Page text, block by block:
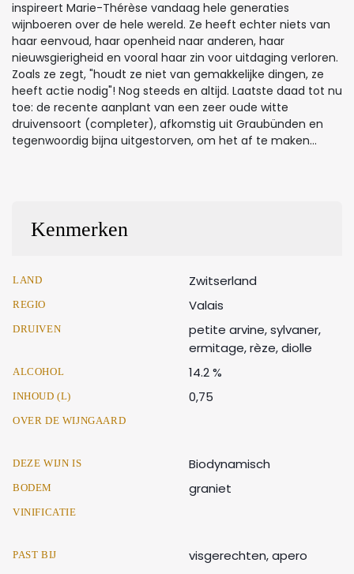
inspireert Marie-Thérèse vandaag hele generaties
wijnboeren over de hele wereld. Ze heeft echter niets van
haar eenvoud, haar openheid naar anderen, haar
nieuwsgierigheid en vooral haar zin voor uitdaging verloren.
Zoals ze zegt, "houdt ze niet van gemakkelijke dingen, ze
heeft actie nodig"! Nog steeds en altijd. Laatste daad tot nu
toe: de recente aanplant van een zeer oude witte
druivensoort (completer), afkomstig uit Graubünden en
tegenwoordig bijna uitgestorven, om het af te maken...
Kenmerken
LAND Zwitserland
REGIO Valais
DRUIVEN
petite arvine, sylvaner,
ermitage, rèze, diolle
ALCOHOL 14.2 %
INHOUD (L) 0,75
OVER DE WIJNGAARD
DEZE WIJN IS Biodynamisch
BODEM graniet
VINIFICATIE
PAST BIJ visgerechten, apero